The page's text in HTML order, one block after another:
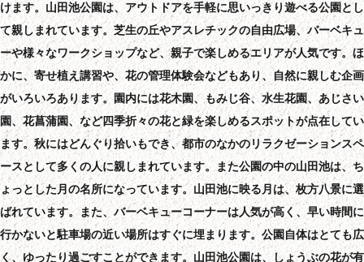
けます。山田池公園は、アウトドアを手軽に思いっきり遊べる公園とし
て親しまれています。芝生の丘やアスレチックの自由広場、バーベキュ
ーや様々なワークショップなど、親子で楽しめるエリアが人気です。ほ
かに、寄せ植え講習や、花の管理体験会などもあり、自然に親しむ企画
がいろいろあります。園内には花木園、もみじ谷、水生花園、あじさい
園、花菖蒲園、など四季折々の花と緑を楽しめるスポットが点在してい
ます。秋にはどんぐり拾いもでき、都市のなかのリラクゼーションスペ
ースとして多くの人に親しまれています。また公園の中の山田池は、ち
ょっとした月の名所になっています。山田池に映る月は、枚方八景に選
ばれています。また、バーベキューコーナーは人気が高く、早い時間に
行かないと駐車場の近い場所はすぐに埋まります。公園自体はとても広
く、ゆったり過ごすことができます。山田池公園は、しょうぶの花が有